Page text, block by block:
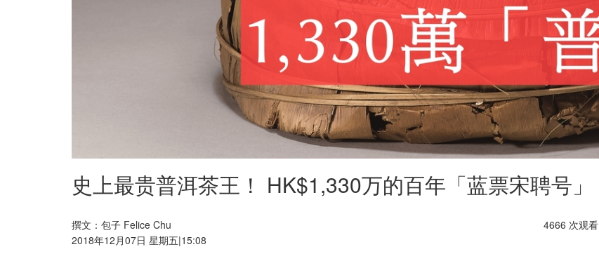
史上最贵普洱茶王！ HK$1,330万的百年「蓝票宋聘号」
撰文：包子 Felice Chu
2018年12月07日 星期五|15:08
4666 次观看